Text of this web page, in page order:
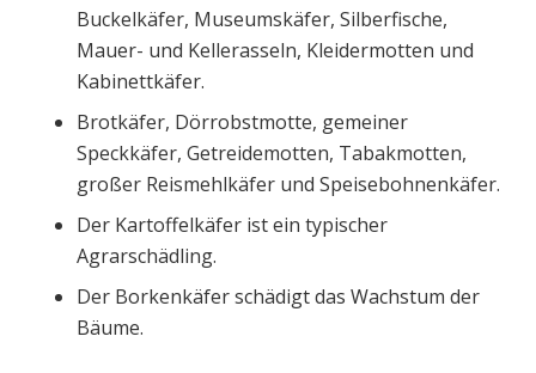
Buckelkäfer, Museumskäfer, Silberfische,
Mauer- und Kellerasseln, Kleidermotten und
Kabinettkäfer.
Brotkäfer, Dörrobstmotte, gemeiner
Speckkäfer, Getreidemotten, Tabakmotten,
großer Reismehlkäfer und Speisebohnenkäfer.
Der Kartoffelkäfer ist ein typischer
Agrarschädling.
Der Borkenkäfer schädigt das Wachstum der
Bäume.